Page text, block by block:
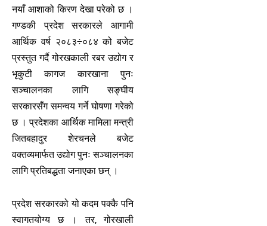
नयाँ आशाको किरण देखा परेको छ ।
गण्डकी प्रदेश सरकारले आगामी
आर्थिक वर्ष २०८३÷०८४ को बजेट
प्रस्तुत गर्दै गोरखकाली रबर उद्योग र
भृकुटी कागज कारखाना पुनः
सञ्चालनका लागि सङ्घीय
सरकारसँग समन्वय गर्ने घोषणा गरेको
छ । प्रदेशका आर्थिक मामिला मन्त्री
जितबहादुर शेरचनले बजेट
वक्तव्यमार्फत उद्योग पुनः सञ्चालनका
लागि प्रतिबद्धता जनाएका छन् ।
प्रदेश सरकारको यो कदम पक्कै पनि
स्वागतयोग्य छ । तर, गोरखाली